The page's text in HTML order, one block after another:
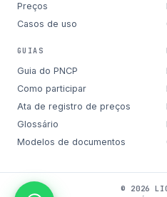
Preços
Casos de uso
GUIAS
Guia do PNCP
Como participar
Ata de registro de preços
Glossário
Modelos de documentos
© 2026